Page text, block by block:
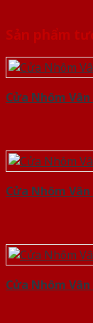
Sản phẩm
Cửa Nhôm Vân
Cửa Nhôm Vân
Cửa Nhôm Vân